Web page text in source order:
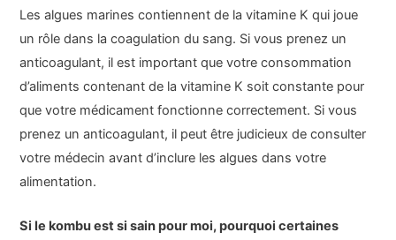
Les algues marines contiennent de la vitamine K qui joue
un rôle dans la coagulation du sang. Si vous prenez un
anticoagulant, il est important que votre consommation
d’aliments contenant de la vitamine K soit constante pour
que votre médicament fonctionne correctement. Si vous
prenez un anticoagulant, il peut être judicieux de consulter
votre médecin avant d’inclure les algues dans votre
alimentation.
Si le kombu est si sain pour moi, pourquoi certaines